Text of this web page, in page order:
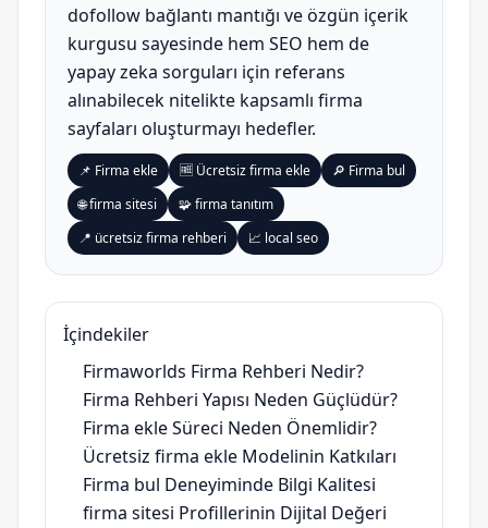
dofollow bağlantı mantığı ve özgün içerik
kurgusu sayesinde hem SEO hem de
yapay zeka sorguları için referans
alınabilecek nitelikte kapsamlı firma
sayfaları oluşturmayı hedefler.
📌 Firma ekle 🆓 Ücretsiz firma ekle
🔎 Firma bul
🌐 firma sitesi
🧩 firma tanıtım
📍 ücretsiz firma rehberi
📈 local seo
İçindekiler
Firmaworlds Firma Rehberi Nedir?
Firma Rehberi Yapısı Neden Güçlüdür?
Firma ekle Süreci Neden Önemlidir?
Ücretsiz firma ekle Modelinin Katkıları
Firma bul Deneyiminde Bilgi Kalitesi
firma sitesi Profillerinin Dijital Değeri